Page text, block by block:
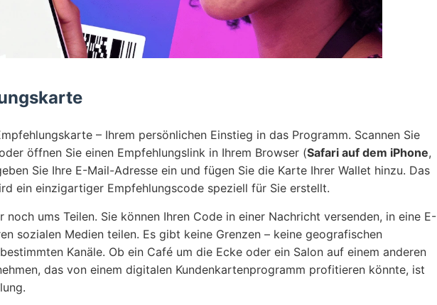
– Ihrem persönlichen Einstieg in das Programm. Scannen Sie
öffnen Sie einen Empfehlungslink in Ihrem Browser (Safari auf dem iPhone,
Sie Ihre E-Mail-Adresse ein und fügen Sie die Karte Ihrer Wallet hinzu. Das
ein einzigartiger Empfehlungscode speziell für Sie erstellt.
ums Teilen. Sie können Ihren Code in einer Nachricht versenden, in eine E-
sozialen Medien teilen. Es gibt keine Grenzen – keine geografischen
Kanäle. Ob ein Café um die Ecke oder ein Salon auf einem anderen
das von einem digitalen Kundenkartenprogramm profitieren könnte, ist